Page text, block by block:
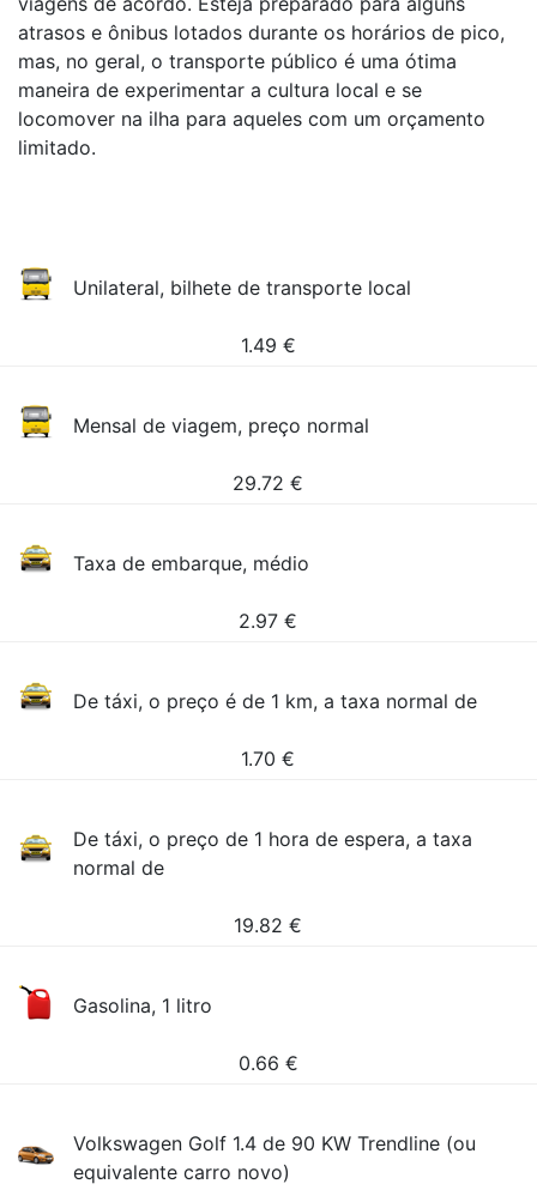
atrasos e ônibus lotados durante os horários de pico,
mas, no geral, o transporte público é uma ótima
maneira de experimentar a cultura local e se
locomover na ilha para aqueles com um orçamento
limitado.
Unilateral, bilhete de transporte local
1.49 €
Mensal de viagem, preço normal
29.72 €
Taxa de embarque, médio
2.97 €
De táxi, o preço é de 1 km, a taxa normal de
1.70 €
De táxi, o preço de 1 hora de espera, a taxa
normal de
19.82 €
Gasolina, 1 litro
0.66 €
Volkswagen Golf 1.4 de 90 KW Trendline (ou
equivalente carro novo)